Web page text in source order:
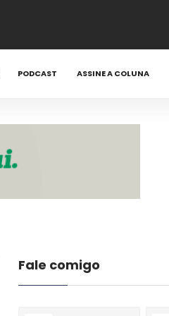
PODCAST ASSINE A COLUNA
Fale comigo